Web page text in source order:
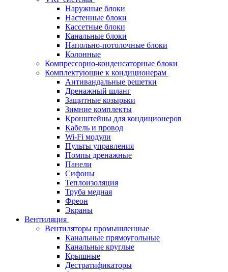
Наружные блоки
Настенные блоки
Кассетные блоки
Канальные блоки
Напольно-потолочные блоки
Колонные
Компрессорно-конденсаторные блоки
Комплектующие к кондиционерам
Антивандальные решетки
Дренажный шланг
Защитные козырьки
Зимние комплекты
Кронштейны для кондиционеров
Кабель и провод
Wi-Fi модули
Пульты управления
Помпы дренажные
Панели
Сифоны
Теплоизоляция
Труба медная
Фреон
Экраны
Вентиляция
Вентиляторы промышленные
Канальные прямоугольные
Канальные круглые
Крышные
Дестратификаторы